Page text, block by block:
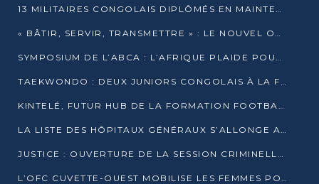
13 MILITAIRES CONGOLAIS DIPLÔMÉS EN MAINTENANCE INDUSTRIELLE APRÈS TROIS ANS DE FORMATION À L’UNIVERSITÉ MARIEN-NGOUABI
« BÂTIR, SERVIR, TRANSMETTRE » : LE NOUVEL OUVRAGE QUI INTERPELLE LES COLLECTIVITÉS
SYMPOSIUM DE L’ABCA : L’AFRIQUE PLAIDE POUR UN FINANCEMENT CLIMATIQUE ÉQUITABLE
TAEKWONDO : DEUX JUNIORS CONGOLAIS À LA FINALE D’OPEN SYRIES 2025 À ABIDJAN
KINTELÉ, FUTUR HUB DE LA FORMATION FOOTBALLISTIQUE AFRICAINE ?
LA LISTE DES HÔPITAUX GÉNÉRAUX S’ALLONGE AU CONGO
JUSTICE : OUVERTURE DE LA SESSION CRIMINELLE À BRAZZAVILLE AVEC 52 DOSSIERS AU RÔLE
L’OFC CUVETTE-OUEST MOBILISE LES FEMMES POUR ACCUEILLIR LE PRÉSIDENT DE LA RÉPUBLIQUE